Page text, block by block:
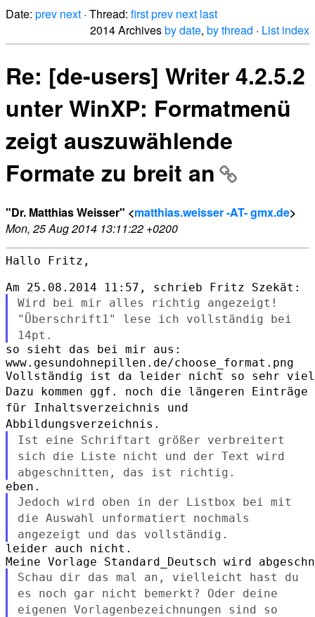
Date: prev next · Thread: firstprev next last
2014 Archivesby date, by thread · List index
Re: [de-users] Writer 4.2.5.2
unter WinXP: Formatmenü
zeigt auszuwählende
Formate zu breit an
"Dr. Matthias Weisser" <matthias.weisser -AT- gmx.de>
Mon, 25 Aug 2014 13:11:22 +0200
Hallo Fritz,
Wird bei mir alles richtig angezeigt!
"Überschrift1" lese ich vollständig bei
14pt.
so sieht das bei mir aus:
www.gesundohnepillen.de/choose_format.png
Dazu kommen ggf. noch die längeren Einträge
für Inhaltsverzeichnis und
Abbildungsverzeichnis.
Ist eine Schriftart größer verbreitert
sich die Liste nicht und der Text wird
abgeschnitten, das ist richtig.
Jedoch wird oben in der Listbox bei mit
die Auswahl unformatiert nochmals
angezeigt und das vollständig.
leider auch nicht.
Schau dir das mal an, vielleicht hast du
es noch gar nicht bemerkt? Oder deine
eigenen Vorlagenbezeichnungen sind so